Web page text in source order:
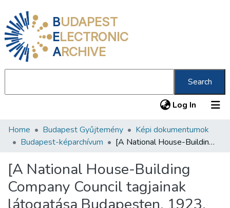
BUDAPEST
ELECTRONIC
ARCHIVE
Search
Log In (current)
Communities & Collections
Statistics
About us
Home Budapest Gyűjtemény
Képi dokumentumok
Budapest-képarchívum
[A National House-Building Company Council tagjainak látogatása Budapesten, 1923. szeptember]
[A National House-Building
Company Council tagjainak